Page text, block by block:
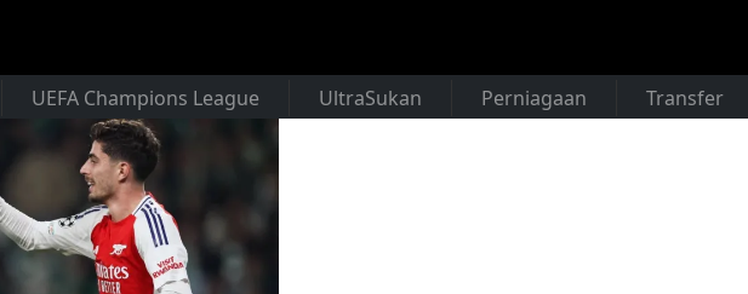
UEFA Champions League UltraSukan Perniagaan Transfer